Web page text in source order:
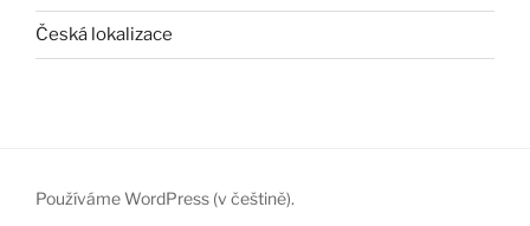
Česká lokalizace
Používáme WordPress (v češtině).